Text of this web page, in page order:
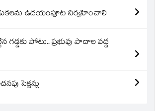
ఉదయంపూట నిర్వహించాలి
గడ్డకు పోటు.. ప్రభువు పాదాల వద్ద
సెక్షన్లు